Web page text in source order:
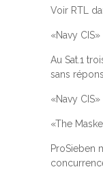
Voir RTL
«Navy
Au Sat.1
sans
«Navy
«The
ProSieben